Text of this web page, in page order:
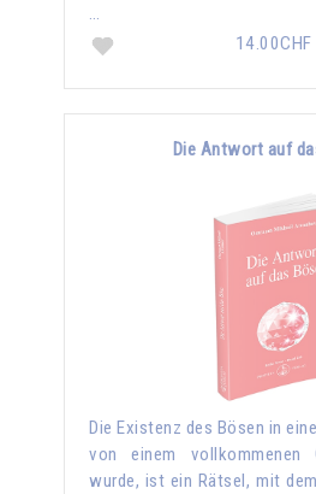
…
14.00CHF
Die Antwort auf
Die Existenz des Bösen in
von einem vollkommenen
wurde, ist ein Rätsel, mit